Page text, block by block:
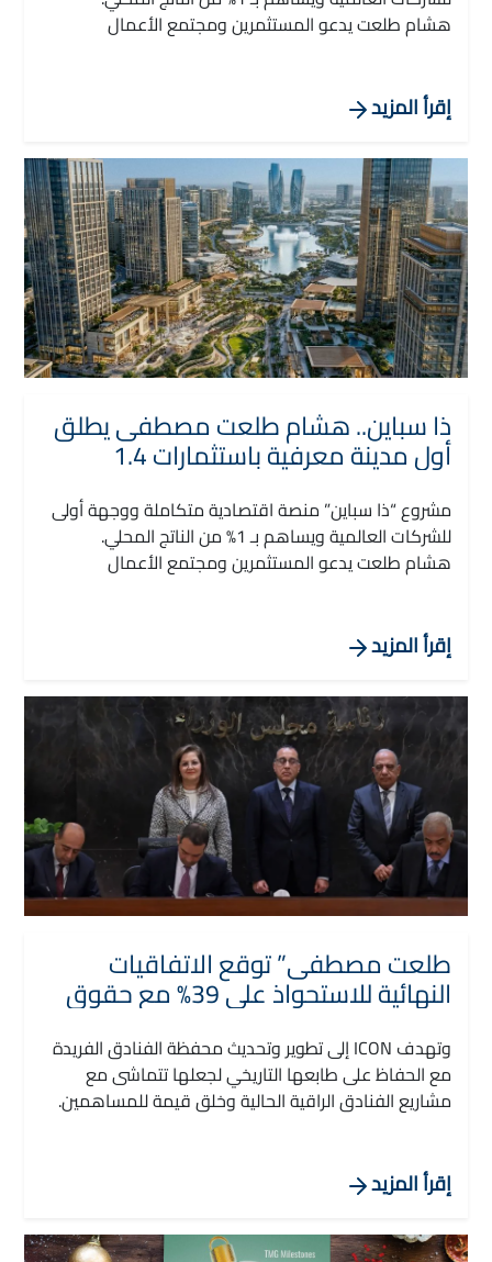
هشام طلعت يدعو المستثمرين ومجتمع الأعمال
الجديدة ، المؤتمر الصحفي الخاص بإطلاق مشروع ذا
سباين، الذي تطوره مجموعة طلعت مصطفى.
إقرأ المزيد
ذا سباين.. هشام طلعت مصطفى يطلق
أول مدينة معرفية باستثمارات 1.4
تريليون جنيه
مشروع “ذا سباين” منصة اقتصادية متكاملة ووجهة أولى
للشركات العالمية ويساهم بـ 1% من الناتج المحلي.
هشام طلعت يدعو المستثمرين ومجتمع الأعمال
الجديدة ، المؤتمر الصحفي الخاص بإطلاق مشروع ذا
سباين، الذي تطوره مجموعة طلعت مصطفى.
إقرأ المزيد
طلعت مصطفى” توقع الاتفاقيات
النهائية للاستحواذ على 39% مع حقوق
الإدارة في 7 فنادق في القاهرة
والاسكندرية والاقصر واسوان
وتهدف ICON إلى تطوير وتحديث محفظة الفنادق الفريدة
مع الحفاظ على طابعها التاريخي لجعلها تتماشى مع
مشاريع الفنادق الراقية الحالية وخلق قيمة للمساهمين.
المشاريع قيد التطوير والإنشاء
إقرأ المزيد